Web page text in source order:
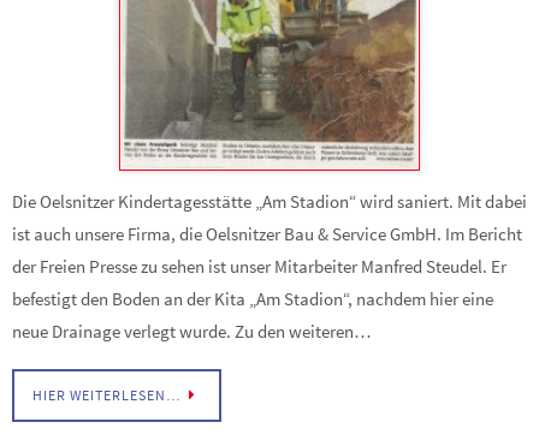
Die Oelsnitzer Kindertagesstätte „Am Stadion“ wird saniert. Mit dabei
ist auch unsere Firma, die Oelsnitzer Bau & Service GmbH. Im Bericht
der Freien Presse zu sehen ist unser Mitarbeiter Manfred Steudel. Er
befestigt den Boden an der Kita „Am Stadion“, nachdem hier eine
neue Drainage verlegt wurde. Zu den weiteren…
HIER WEITERLESEN…